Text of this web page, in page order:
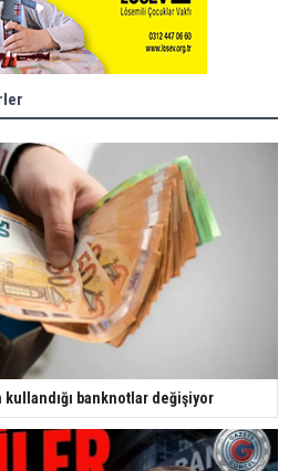
banknotlar değişiyor